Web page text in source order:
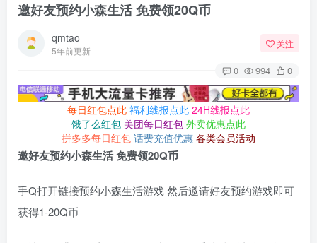
邀好友预约小森生活 免费领20Q币
qmtao
5年前更新
关注
0 994 0
每日红包点此 福利线报点此 24H线报点此
饿了么红包 美团每日红包 外卖优惠点此
拼多多每日红包 话费充值优惠 各类会员活动
邀好友预约小森生活 免费领20Q币
手Q打开链接预约小森生活游戏 然后邀请好友预约游戏即可
获得1-20Q币